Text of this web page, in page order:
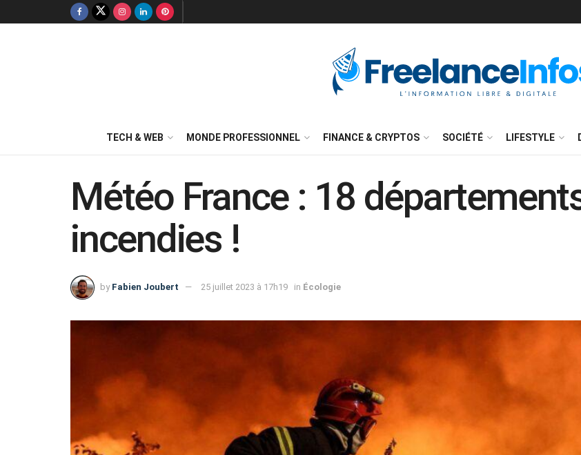
TECH & WEB MONDE PROFESSIONNEL FINANCE & CRYPTOS SOCIÉTÉ LIFESTYLE
Météo France : 18
incendies !
by Fabien Joubert 25 juillet 2023 à 17h19 in Écologie